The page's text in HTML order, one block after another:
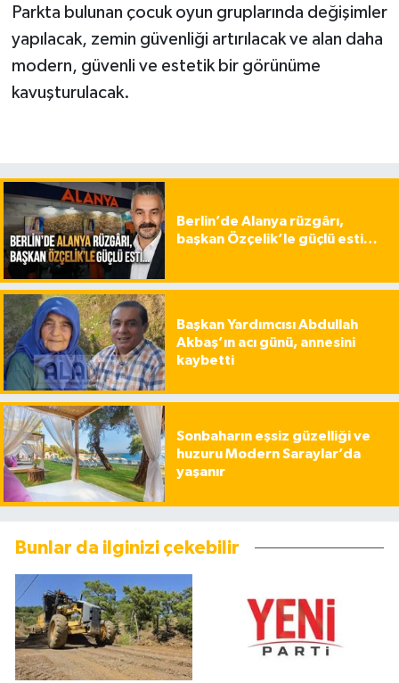
Parkta bulunan çocuk oyun gruplarında değişimler
yapılacak, zemin güvenliği artırılacak ve alan daha
modern, güvenli ve estetik bir görünüme
kavuşturulacak.
Berlin’de Alanya rüzgârı,
başkan Özçelik’le güçlü esti…
Başkan Yardımcısı Abdullah
Akbaş’ın acı günü, annesini
kaybetti
Sonbaharın eşsiz güzelliği ve
huzuru Modern Saraylar’da
yaşanır
Bunlar da ilginizi çekebilir